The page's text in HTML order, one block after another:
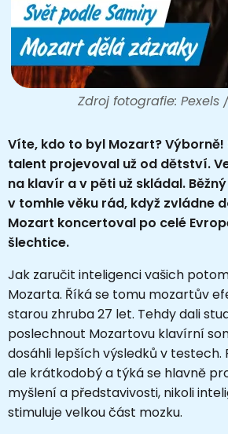
Zdroj fotografie: Pexels
Víte, kdo to byl Mozart?
talent projevoval už od dětství.
na klavír a v pěti už skládal.
v tomhle věku rád, když zvládne
Mozart koncertoval po celé
šlechtice.
Jak zaručit inteligenci vašich
Mozarta. Říká se tomu mozartův
starou zhruba 27 let. Tehdy dali
poslechnout Mozartovu klavírní
dosáhli lepších výsledků v testech.
ale krátkodobý a týká se hlavně
myšlení a představivosti, nikoli
stimuluje velkou část mozku.